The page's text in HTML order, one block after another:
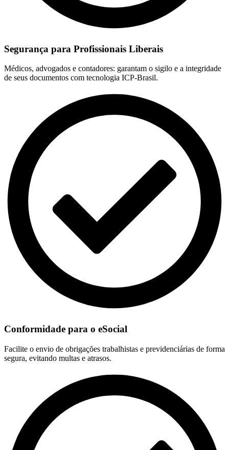
Segurança para Profissionais Liberais
Médicos, advogados e contadores: garantam o sigilo e a integridade
de seus documentos com tecnologia ICP-Brasil.
Conformidade para o eSocial
Facilite o envio de obrigações trabalhistas e previdenciárias de forma
segura, evitando multas e atrasos.